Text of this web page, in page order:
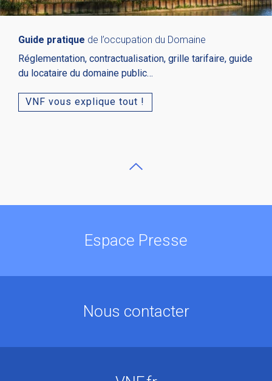
Guide pratique de l’occupation du Domaine
Réglementation, contractualisation, grille tarifaire, guide
du locataire du domaine public…
VNF vous explique tout !
Espace Presse
Nous contacter